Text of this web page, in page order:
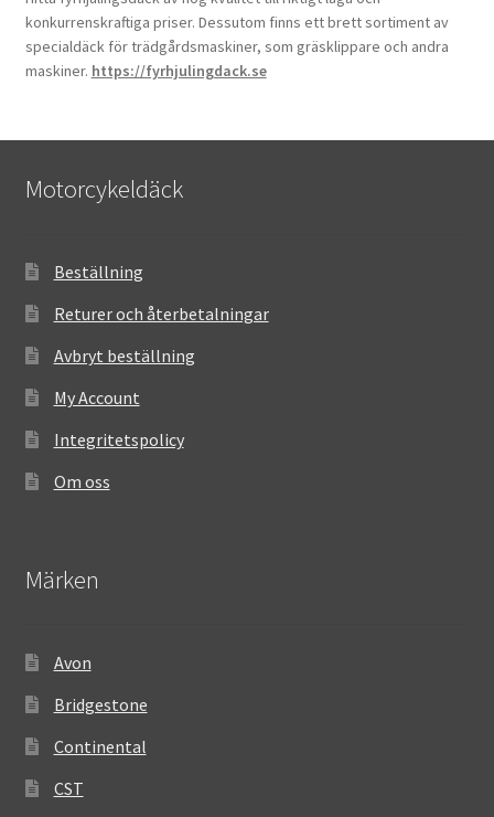
konkurrenskraftiga priser. Dessutom finns ett brett sortiment av
specialdäck för trädgårdsmaskiner, som gräsklippare och andra
maskiner. https://fyrhjulingdack.se
Motorcykeldäck
Beställning
Returer och återbetalningar
Avbryt beställning
My Account
Integritetspolicy
Om oss
Märken
Avon
Bridgestone
Continental
CST